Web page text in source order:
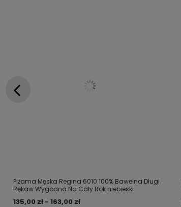
Piżama Męska Regina 6010 100% Bawełna Długi
Rękaw Wygodna Na Cały Rok niebieski
135,00 zł - 163,00 zł